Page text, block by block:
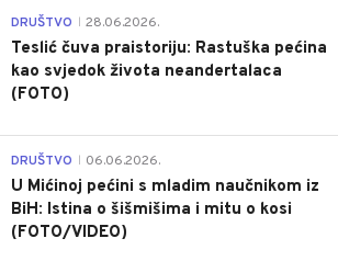
DRUŠTVO 28.06.2026.
Teslić čuva praistoriju: Rastuška pećina
kao svjedok života neandertalaca
(FOTO)
DRUŠTVO 06.06.2026.
U Mićinoj pećini s mladim naučnikom iz
BiH: Istina o šišmišima i mitu o kosi
(FOTO/VIDEO)